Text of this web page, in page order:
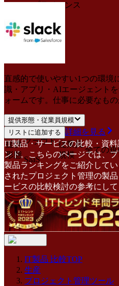
アプライアンス
サービス
直感的で使いやすい1つの環境
識・アプリ・AIエージェント
ォームです。仕事に必要なも
提供形態・従業員規模
提供
形態
クラウド
SaaS
従業員
規模
全ての
リストに追加する 詳細を見る
IT製品・サービスの比較・資
ンド。こちらのページでは、
製品ランキングをご紹介して
されたプロジェクト管理の製
ービスの比較検討の参考にして
IT製品 比較TOP
生産
プロジェクト管理ツール